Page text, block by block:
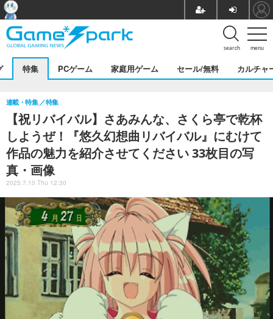
menu
search
特集 PCゲーム 家庭用ゲーム セール/無料 カルチャ
【祝リバイバル】さあみんな、さくら亭で乾杯
しようぜ！『悠久幻想曲リバイバル』にむけて
作品の魅力を紹介させてください 33枚目の写
真・画像
連載・特集 特集
2025.7.10 Thu 12:30